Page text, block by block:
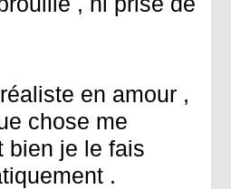
en amour ,
chose me
bien je le fais
.